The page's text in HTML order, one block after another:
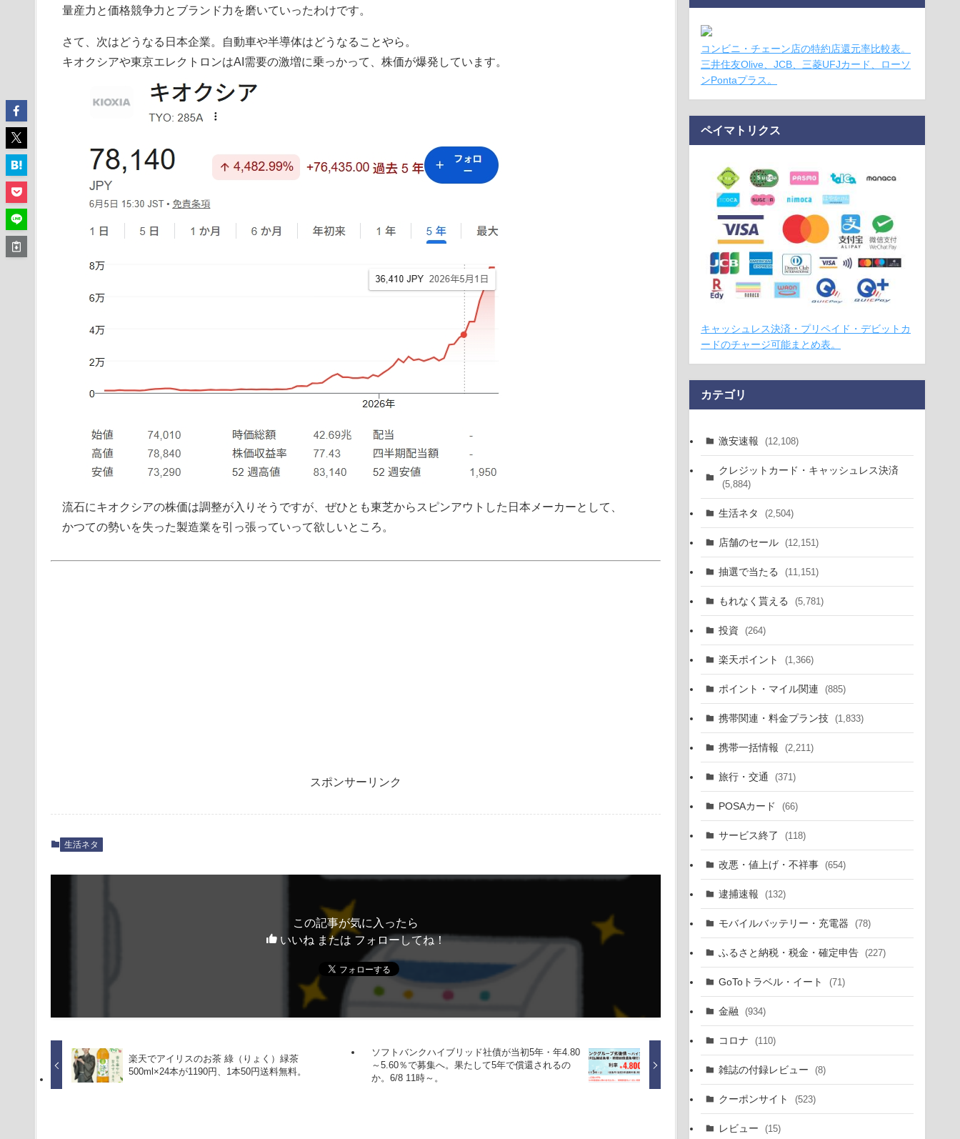
量産力と価格競争力とブランド力を磨いていったわけです。
さて、次はどうなる日本企業。自動車や半導体はどうなることやら。
キオクシアや東京エレクトロンはAI需要の激増に乗っかって、株価が爆発しています。
流石にキオクシアの株価は調整が入りそうですが、ぜひとも東芝からスピンアウトした日本メーカーとして、
かつての勢いを失った製造業を引っ張っていって欲しいところ。
スポンサーリンク
生活ネタ
この記事が気に入ったら
いいね または フォローしてね！
楽天でアイリスのお茶 綠（りょく）緑茶
500ml×24本が1190円、1本50円送料無料。
ソフトバンクハイブリッド社債が当初5年・年4.80
～5.60％で募集へ。果たして5年で償還されるの
か。6/8 11時～。
コンビニ・チェーン店の特約店還元率比較表。
三井住友Olive、JCB、三菱UFJカード、ローソ
ンPontaプラス。
ペイマトリクス
キャッシュレス決済・プリペイド・デビットカ
ードのチャージ可能まとめ表。
カテゴリ
激安速報 (12,108)
クレジットカード・キャッシュレス決済
(5,884)
生活ネタ (2,504)
店舗のセール (12,151)
抽選で当たる (11,151)
もれなく貰える (5,781)
投資 (264)
楽天ポイント (1,366)
ポイント・マイル関連 (885)
携帯関連・料金プラン技 (1,833)
携帯一括情報 (2,211)
旅行・交通 (371)
POSAカード (66)
サービス終了 (118)
改悪・値上げ・不祥事 (654)
逮捕速報 (132)
モバイルバッテリー・充電器 (78)
ふるさと納税・税金・確定申告 (227)
GoToトラベル・イート (71)
金融 (934)
コロナ (110)
雑誌の付録レビュー (8)
クーポンサイト (523)
レビュー (15)